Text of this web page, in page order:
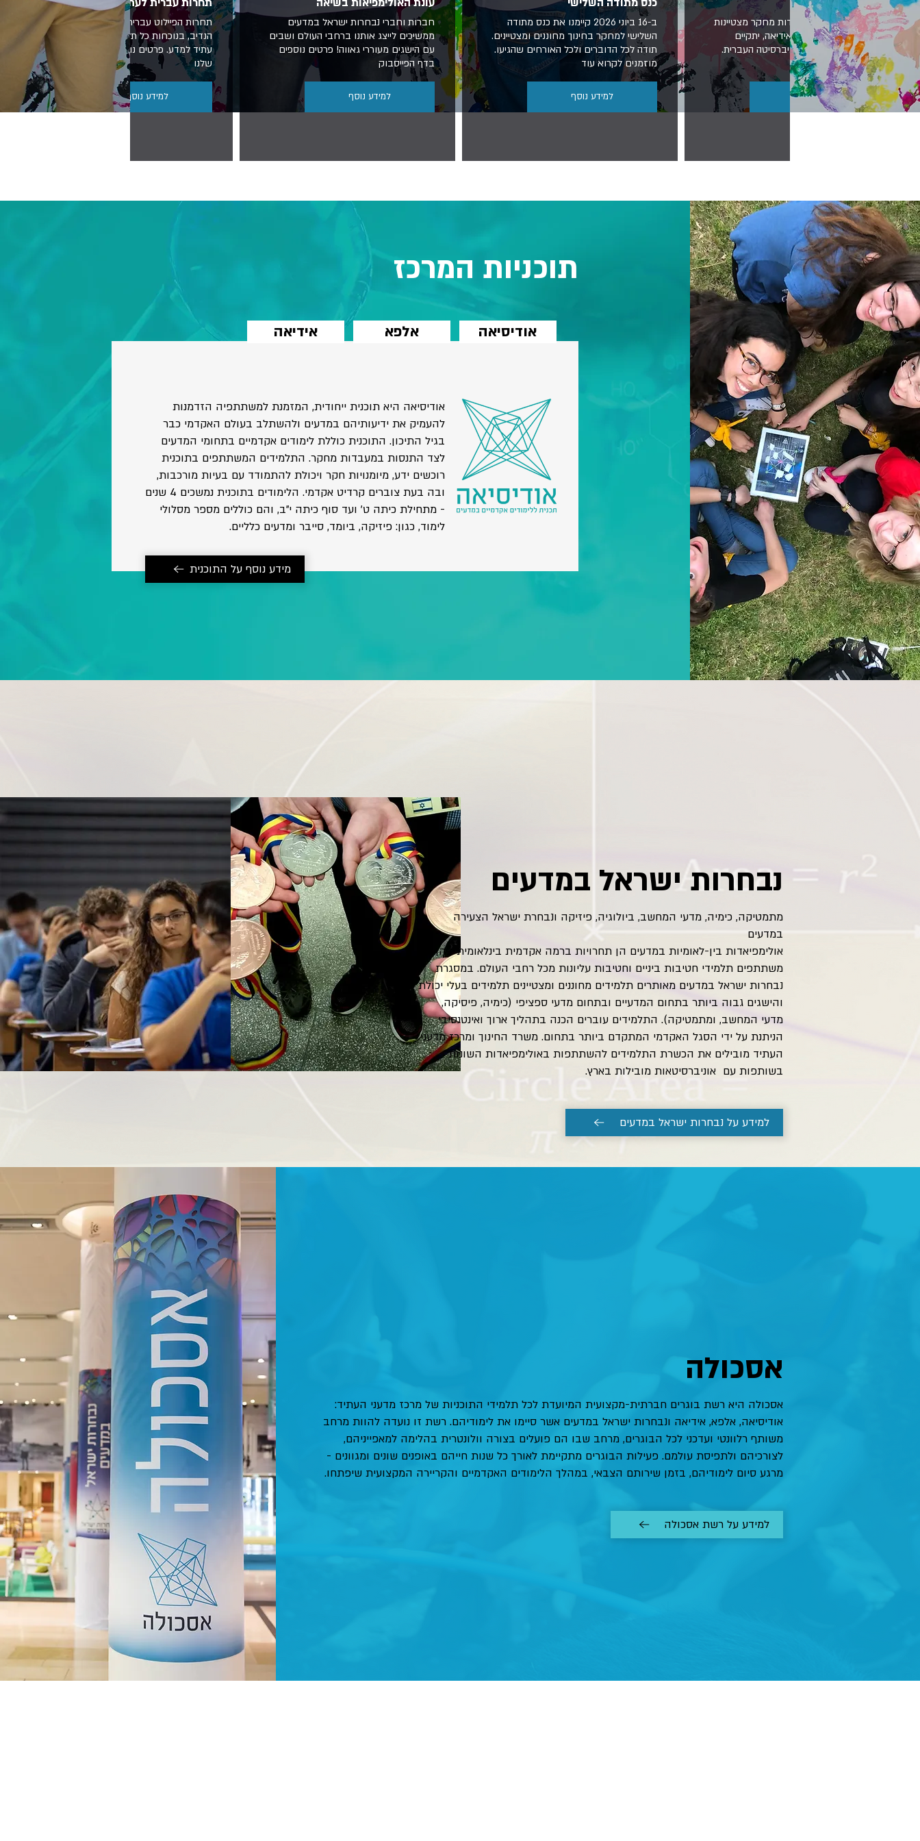
כנס שושני 2026 לעבודות מחקר מצטיינות
לבוגרי ובוגרות אלפא ואידיאה, יתקיים
באוקטובר הקרוב באוניברסיטה העברית.
לפרטים נוספים
למידע נוסף
ב-16 ביוני 2026 קיימנו את כנס מתודה
השלישי למחקר בחינוך מחוננים ומצטיינים.
תודה לכל הדוברים ולכל האורחים שהגיעו.
מוזמנים לקרוא עוד
למידע נוסף
חברות וחברי נבחרות ישראל במדעים
ממשיכים לייצג אותנו ברחבי העולם ושבים
עם הישגים מעוררי גאווה! פרטים נוספים
בדף הפייסבוק
למידע נוסף
תחרות הפיילוט עברית לעתיד התקיימה ברמת
הנדיב, בנוכחות כל תלמידי ותלמידות תוכנית
עתיד למדע. פרטים נוספים בדף הפייסבוק
שלנו
למידע נוסף
תוכניות המרכז
אודיסיאה היא תוכנית ייחודית, המזמנת למשתתפיה הזדמנות
להעמיק את ידיעותיהם במדעים ולהשתלב בעולם האקדמי כבר
בגיל התיכון. התוכנית כוללת לימודים אקדמיים בתחומי המדעים
לצד התנסות במעבדות מחקר. התלמידים המשתתפים בתוכנית
רוכשים ידע, מיומנויות חקר ויכולת להתמודד עם בעיות מורכבות,
ובה בעת צוברים קרדיט אקדמי. הלימודים בתוכנית נמשכים 4 שנים
- מתחילת כיתה ט' ועד סוף כיתה י"ב, והם כוללים מספר מסלולי
לימוד, כגון: פיזיקה, ביומד, סייבר ומדעים כלליים.
מידע נוסף על התוכנית
אלפא אידיאה אודיסיאה
נבחרות ישראל במדעים
מתמטיקה, כימיה, מדעי המחשב, ביולוגיה, פיזיקה ונבחרת ישראל הצעירה
במדעים
אולימפיאדות בין-לאומיות במדעים הן תחרויות ברמה אקדמית בינלאומית בהן
משתתפים תלמידי חטיבות ביניים וחטיבות עליונות מכל רחבי העולם. במסגרת
נבחרות ישראל במדעים מאותרים תלמידים מחוננים ומצטיינים תלמידים בעלי יכולת
והישגים גבוה ביותר בתחום המדעיים ובתחום מדעי ספציפי (כימיה, פיסיקה,
מדעי המחשב, ומתמטיקה). התלמידים עוברים הכנה בתהליך ארוך ואינטנסיבי
הניתנת על ידי הסגל האקדמי המתקדם ביותר בתחום. משרד החינוך ומרכז מדעני
העתיד מובילים את הכשרת התלמידים להשתתפות באולימפיאדות השונות
בשותפות עם אוניברסיטאות מובילות בארץ.
למידע על נבחרות ישראל במדעים
אסכולה
אסכולה היא רשת בוגרים חברתית-מקצועית המיועדת לכל תלמידי התוכניות של מרכז מדעני העתיד:
אודיסיאה, אלפא, אידיאה ונבחרות ישראל במדעים אשר סיימו את לימודיהם. רשת זו נועדה להוות מרחב
משותף רלוונטי ועדכני לכל הבוגרים, מרחב שבו הם פועלים בצורה וולונטרית בהלימה למאפייניהם,
לצורכיהם ולתפיסת עולמם. פעילות הבוגרים מתקיימת לאורך כל שנות חייהם באופנים שונים ומגוונים -
מרגע סיום לימודיהם, בזמן שירותם הצבאי, במהלך הלימודים האקדמיים והקריירה המקצועית שיפתחו.
למידע על רשת אסכולה